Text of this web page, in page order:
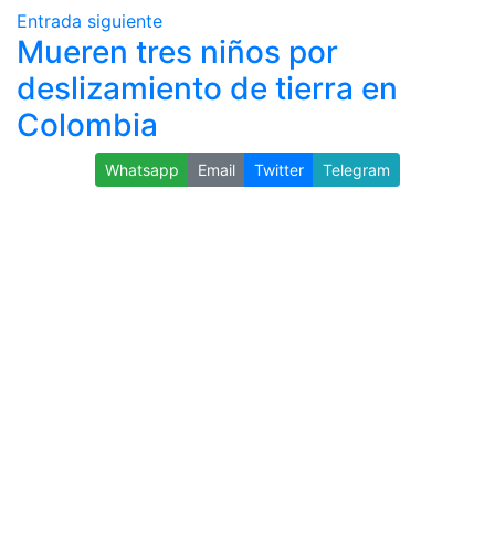
Entrada siguiente
Mueren tres niños por
deslizamiento de tierra en
Colombia
Whatsapp Email Twitter Telegram